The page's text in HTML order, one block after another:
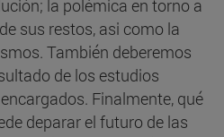
la polémica en torno a
sus restos, asi como la
También deberemos
de los estudios
Finalmente, qué
deparar el futuro de las